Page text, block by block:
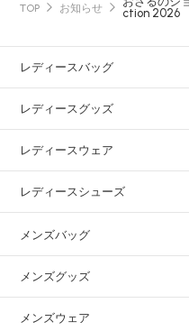
TOP お知らせ
ction 2026
レディースバッグ
レディースグッズ
レディースウェア
レディースシューズ
メンズバッグ
メンズグッズ
メンズウェア